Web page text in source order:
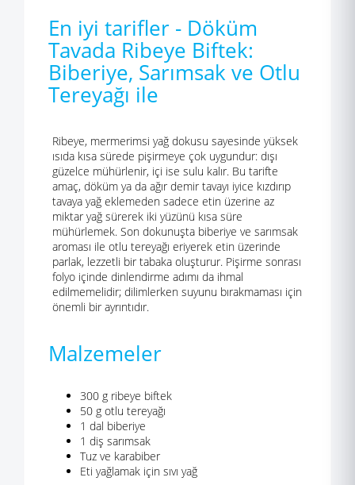
En iyi tarifler - Döküm
Tavada Ribeye Biftek:
Biberiye, Sarımsak ve Otlu
Tereyağı ile
Ribeye, mermerimsi yağ dokusu sayesinde yüksek
ısıda kısa sürede pişirmeye çok uygundur: dışı
güzelce mühürlenir, içi ise sulu kalır. Bu tarifte
amaç, döküm ya da ağır demir tavayı iyice kızdırıp
tavaya yağ eklemeden sadece etin üzerine az
miktar yağ sürerek iki yüzünü kısa süre
mühürlemek. Son dokunuşta biberiye ve sarımsak
aroması ile otlu tereyağı eriyerek etin üzerinde
parlak, lezzetli bir tabaka oluşturur. Pişirme sonrası
folyo içinde dinlendirme adımı da ihmal
edilmemelidir; dilimlerken suyunu bırakmaması için
önemli bir ayrıntıdır.
Malzemeler
300 g ribeye biftek
50 g otlu tereyağı
1 dal biberiye
1 diş sarımsak
Tuz ve karabiber
Eti yağlamak için sıvı yağ